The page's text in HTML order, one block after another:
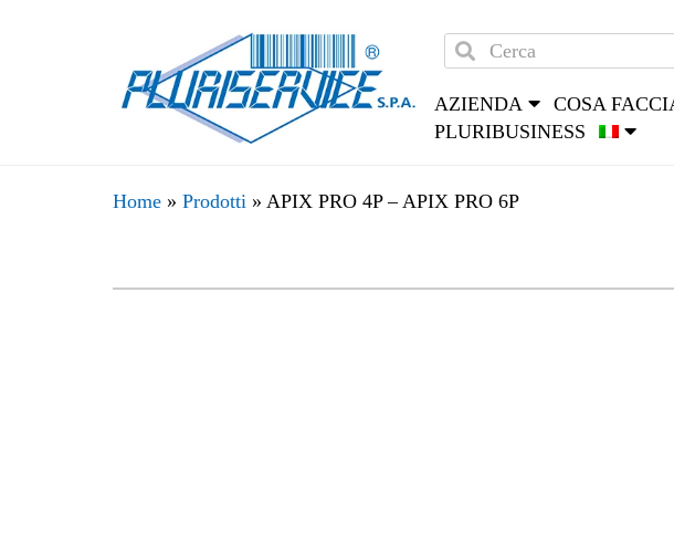
AZIENDA COSA
PLURIBUSINESS
Home » Prodotti » APIX PRO 4P – APIX PRO 6P